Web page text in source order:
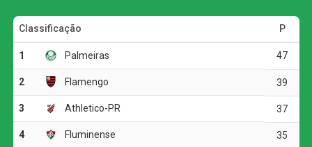
A primeira grande chance do duelo foi do Vitória, com
Renê. O atacante recebeu de Fabiano, ficou cara a cara
com o goleiro Santos, mas tirou demais do arqueiro e
acertou a trave.
Quem abriu o placar, porém, foi o Athletico. João Cruz
recebeu na entrada da área, livrou-se da marcação e
colocou os mandantes em vantagem.